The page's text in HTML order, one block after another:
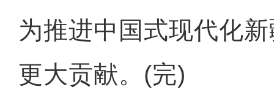
为推进中国式现代化
更大贡献。(完)